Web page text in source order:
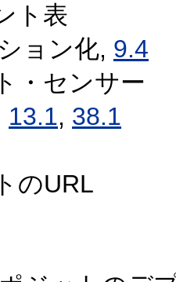
ト表
ョン化, 9.4
・センサー
13.1, 38.1
のURL